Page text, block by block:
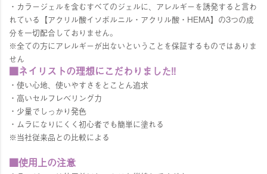
・カラージェルを含むすべてのジェルに、アレルギーを誘発すると言わ
れている【アクリル酸イソボルニル・アクリル酸・HEMA】の3つの成
分を一切配合しておりません。
※全ての方にアレルギーが出ないということを保証するものではありま
せん
■ネイリストの理想にこだわりました!!
・使い心地、使いやすさをとことん追求
・高いセルフレベリング力
・少量でしっかり発色
・ムラになりにくく初心者でも簡単に塗れる
※当社従来品との比較による
■使用上の注意